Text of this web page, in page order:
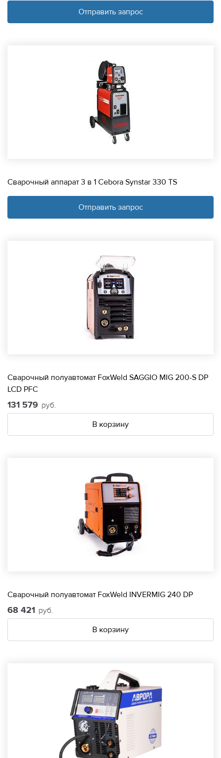
Отправить запрос
Сварочный аппарат 3 в 1 Cebora Synstar 330 TS
Отправить запрос
Сварочный полуавтомат FoxWeld SAGGIO MIG 200-S DP
LCD PFC
131 579 руб.
В корзину
Сварочный полуавтомат FoxWeld INVERMIG 240 DP
68 421 руб.
В корзину